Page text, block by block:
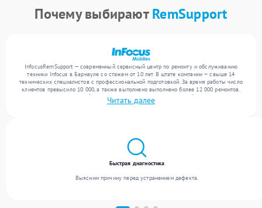
Почему выбираютRemSupport
InfocusRemSupport — современный сервисный центр по ремонту и обслуживанию
техники Infocus в Барнауле со стажем от 10 лет. В штате компании — свыше 14
технических специалистов с профессиональной подготовкой. За время работы число
клиентов превысило 10 000, а также выполнено выполнено более 12 000 ремонтов.
Ежемесячно в сервисный центр поступает более 300 обращений, включая , , . Мы
беремся за задачи любой сложности и обеспечиваем надежный результат благодаря
Читать далее
Быстрая диагностика
Выясним причину перед устранением дефекта.